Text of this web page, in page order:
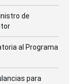
de
al Programa
para